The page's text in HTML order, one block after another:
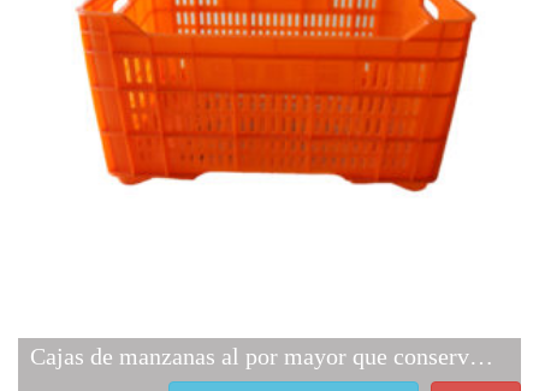
Cajas de manzanas al por mayor que conservan la frescura